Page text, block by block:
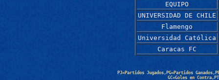
EQUIPO
UNIVERSIDAD DE CHILE
Flamengo
Universidad Católica
Caracas FC
PJ=Partidos Jugados,PG=Partidos
GC=Goles en